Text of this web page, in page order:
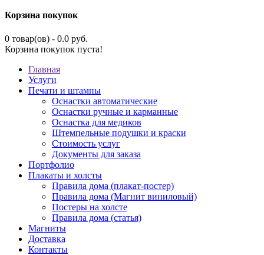
Корзина покупок
0 товар(ов) - 0.0 руб.
Корзина покупок пуста!
Главная
Услуги
Печати и штампы
Оснастки автоматические
Оснастки ручные и карманные
Оснастка для медиков
Штемпельные подушки и краски
Стоимость услуг
Документы для заказа
Портфолио
Плакаты и холсты
Правила дома (плакат-постер)
Правила дома (Магнит виниловый)
Постеры на холсте
Правила дома (статья)
Магниты
Доставка
Контакты